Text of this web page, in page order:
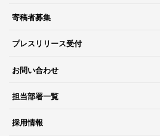
寄稿者募集
プレスリリース受付
お問い合わせ
担当部署一覧
採用情報